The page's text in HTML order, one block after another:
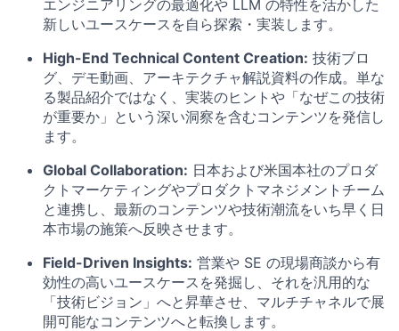
エンジニアリングの最適化や LLM の特性を活かした
新しいユースケースを自ら探索・実装します。
High-End Technical Content Creation: 技術ブロ
グ、デモ動画、アーキテクチャ解説資料の作成。単な
る製品紹介ではなく、実装のヒントや「なぜこの技術
が重要か」という深い洞察を含むコンテンツを発信し
ます。
Global Collaboration: 日本および米国本社のプロダ
クトマーケティングやプロダクトマネジメントチーム
と連携し、最新のコンテンツや技術潮流をいち早く日
本市場の施策へ反映させます。
Field-Driven Insights: 営業や SE の現場商談から有
効性の高いユースケースを発掘し、それを汎用的な
「技術ビジョン」へと昇華させ、マルチチャネルで展
開可能なコンテンツへと転換します。